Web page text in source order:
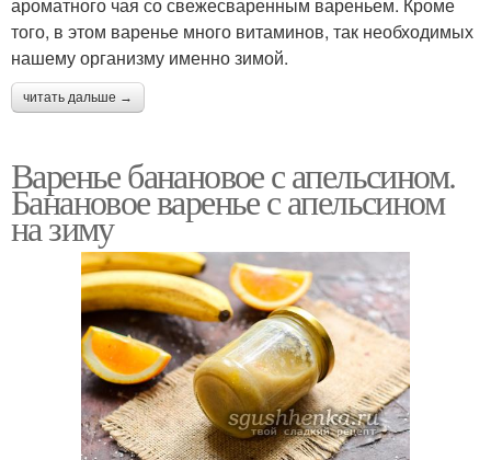
того, в этом варенье много витаминов, так необходимых
нашему организму именно зимой.
читать дальше →
Варенье банановое с апельсином.
Банановое варенье с апельсином
на зиму